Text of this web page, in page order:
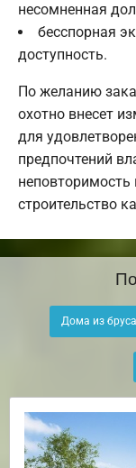
несомненная
бесспорная
доступность.
По желанию
охотно внесет
для
предпочтений
строительство
Дома из